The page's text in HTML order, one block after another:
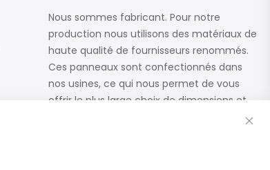
Nous sommes fabricant. Pour notre
production nous utilisons des matériaux de
haute qualité de fournisseurs renommés.
Ces panneaux sont confectionnés dans
nos usines, ce qui nous permet de vous
offrir le plus large choix de dimensions et